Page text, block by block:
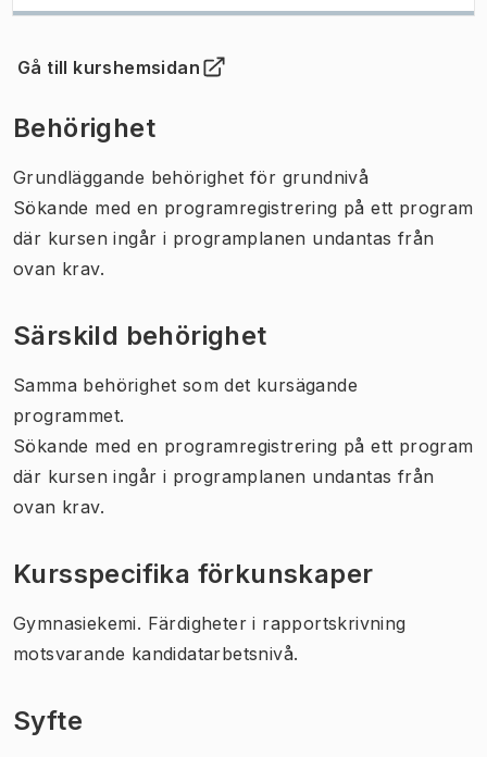
Gå till kurshemsidan
(Öppnas i ny flik)
Behörighet
Grundläggande behörighet för grundnivå
Sökande med en programregistrering på ett program
där kursen ingår i programplanen undantas från
ovan krav.
Särskild behörighet
Samma behörighet som det kursägande
programmet.
Sökande med en programregistrering på ett program
där kursen ingår i programplanen undantas från
ovan krav.
Kursspecifika förkunskaper
Gymnasiekemi. Färdigheter i rapportskrivning
motsvarande kandidatarbetsnivå.
Syfte